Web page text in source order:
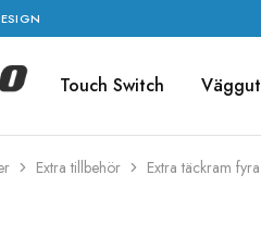
Touch Switch
Extra tillbehör Extra täckram